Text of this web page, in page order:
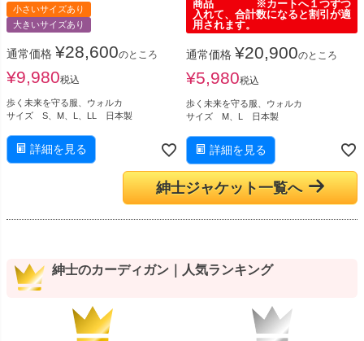
小さいサイズあり
大きいサイズあり
通常価格 ¥28,600のところ
¥9,980税込
歩く未来を守る服、ウォルカ
サイズ S、M、L、LL 日本製
詳細を見る
商品 ※カートへ１つずつ
入れて、合計数になると割引が適
用されます。
通常価格 ¥20,900のところ
¥5,980税込
歩く未来を守る服、ウォルカ
サイズ M、L 日本製
詳細を見る
紳士ジャケット一覧へ
紳士のカーディガン｜人気ランキング